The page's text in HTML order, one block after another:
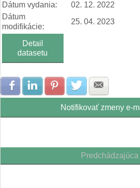
Dátum vydania:
02. 12. 2022
Dátum
modifikácie:
25. 04. 2023
Detail
datasetu
Zdielať na Facebook
Zdielať na LinkedIn
Zdielať na Pinterest
Zdielať na
Notifikovať zmeny e-
Predchádzajúca